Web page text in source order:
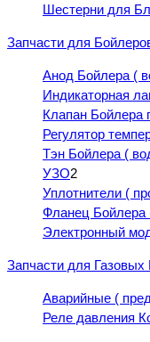
Шестерни для
Запчасти для
Анод Бойлера (
Индикаторная
Клапан Бойлера
Регулятор
Тэн Бойлера (
УЗО2
Уплотнители (
Фланец Бойлера
Электронный
Запчасти для Газовых
Аварийные (
Реле давления